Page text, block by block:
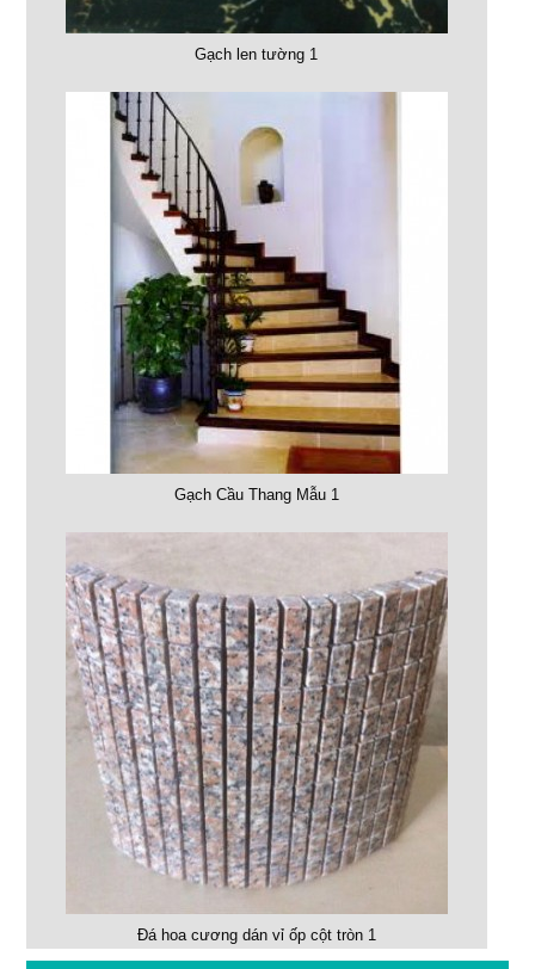
Gạch len tường 1
Gạch Cầu Thang Mẫu 1
Đá hoa cương dán vỉ ốp cột tròn 1